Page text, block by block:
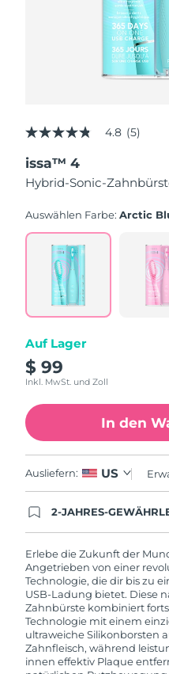
4.8
of
5
stars,
rating
Read
Reviews.
Same
page
4.8 (5)
issa™ 4
Hybrid-Sonic-
Auswählen Farbe:Arctic
Auf Lager
$ 99
Inkl. MwSt. und Zoll
In den
Ausliefern: US
2-JAHRES-
innerhalb eines Jahres
Beanstandung deines
solltest, bekommst du
FOREO gratis ersetzt.
Erlebe die Zukunft der
Angetrieben von einer
Technologie, die dir bis zu
USB-Ladung bietet. Diese
Zahnbürste kombiniert
Technologie mit einem
ultraweiche Silikonborsten
Zahnfleisch, während
innen effektiv Plaque